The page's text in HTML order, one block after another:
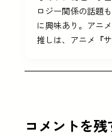
ロジー関係の話題
に興味あり。アニ
推しは、アニメ『
コメントを残